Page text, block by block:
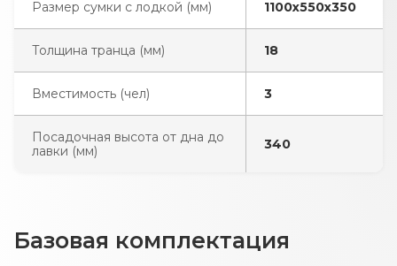
Размер сумки с лодкой (мм) 1100х550х350
Толщина транца (мм) 18
Вместимость (чел) 3
Посадочная высота от дна до
лавки (мм)
340
Базовая комплектация